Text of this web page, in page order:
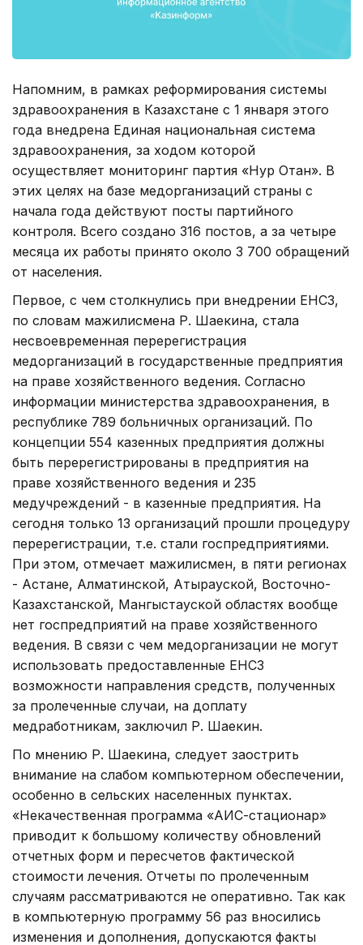
Напомним, в рамках реформирования системы
здравоохранения в Казахстане с 1 января этого
года внедрена Единая национальная система
здравоохранения, за ходом которой
осуществляет мониторинг партия «Нур Отан». В
этих целях на базе медорганизаций страны с
начала года действуют посты партийного
контроля. Всего создано 316 постов, а за четыре
месяца их работы принято около 3 700 обращений
от населения.
Первое, с чем столкнулись при внедрении ЕНСЗ,
по словам мажилисмена Р. Шаекина, стала
несвоевременная перерегистрация
медорганизаций в государственные предприятия
на праве хозяйственного ведения. Согласно
информации министерства здравоохранения, в
республике 789 больничных организаций. По
концепции 554 казенных предприятия должны
быть перерегистрированы в предприятия на
праве хозяйственного ведения и 235
медучреждений - в казенные предприятия. На
сегодня только 13 организаций прошли процедуру
перерегистрации, т.е. стали госпредприятиями.
При этом, отмечает мажилисмен, в пяти регионах
- Астане, Алматинской, Атырауской, Восточно-
Казахстанской, Мангыстауской областях вообще
нет госпредприятий на праве хозяйственного
ведения. В связи с чем медорганизации не могут
использовать предоставленные ЕНСЗ
возможности направления средств, полученных
за пролеченные случаи, на доплату
медработникам, заключил Р. Шаекин.
По мнению Р. Шаекина, следует заострить
внимание на слабом компьютерном обеспечении,
особенно в сельских населенных пунктах.
«Некачественная программа «АИС-стационар»
приводит к большому количеству обновлений
отчетных форм и пересчетов фактической
стоимости лечения. Отчеты по пролеченным
случаям рассматриваются не оперативно. Так как
в компьютерную программу 56 раз вносились
изменения и дополнения, допускаются факты